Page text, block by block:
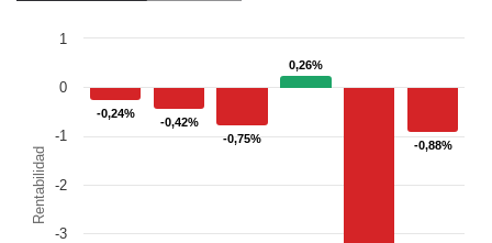
Rentabilidad
-0,24%
-0,24%
-0,42%
-0,42%
-0,75%
-0,75%
0,26%
0,26%
-0,88%
-0,88%
-3
-2
-1
0
1